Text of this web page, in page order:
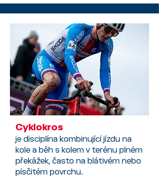
Cyklokros
je disciplína kombinující jízdu na
kole a běh s kolem v terénu plném
překážek, často na blátivém nebo
písčitém povrchu.